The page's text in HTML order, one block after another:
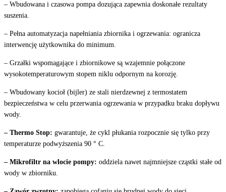
– Wbudowana i czasowa pompa dozująca zapewnia doskonałe rezultaty
suszenia.
– Pełna automatyzacja napełniania zbiornika i ogrzewania: ogranicza
interwencję użytkownika do minimum.
– Grzałki wspomagające i zbiornikowe są wzajemnie połączone
wysokotemperaturowym stopem niklu odpornym na korozję.
– Wbudowany kocioł (bijler) ze stali nierdzewnej z termostatem
bezpieczeństwa w celu przerwania ogrzewania w przypadku braku dopływu
wody.
– Thermo Stop: gwarantuje, że cykl płukania rozpocznie się tylko przy
temperaturze podwyższenia 90 ° C.
– Mikrofiltr na wlocie pompy: oddziela nawet najmniejsze cząstki stałe od
wody w zbiorniku.